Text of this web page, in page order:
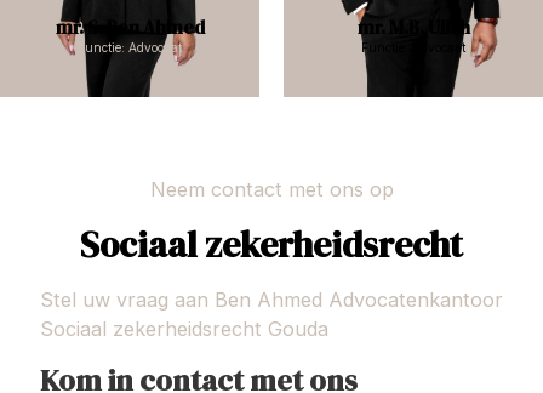
mr. S. Ben Ahmed
Functie: Advocaat
mr. M.B. Ullah
Functie: Advocaat
Neem contact met ons op
Sociaal zekerheidsrecht
Stel uw vraag aan Ben Ahmed Advocatenkantoor
Sociaal zekerheidsrecht Gouda
Kom in contact met ons